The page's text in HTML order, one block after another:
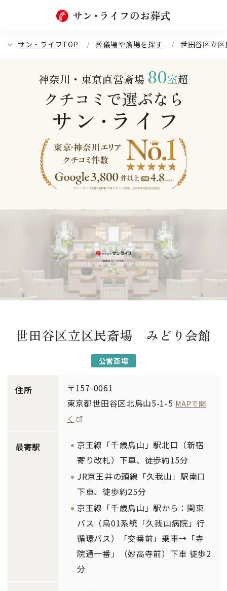
サン・ライフTOP 葬儀場や斎場を探す 世田谷区立
神奈川・東京直営斎場 80室超
クチコミで選ぶなら
サン ・ ライフ
世田谷区立区民斎場 みどり会館
公営斎場
住所
〒157-0061
東京都世田谷区北烏山5-1-5 MAPで開
く
最寄駅
京王線「千歳烏山」駅北口（新宿
寄り改札）下車、徒歩約15分
JR京王井の頭線「久我山」駅南口
下車、徒歩約25分
京王線「千歳烏山」駅から：関東
バス（烏01系統「久我山病院」行
循環バス）「交番前」乗車→「寺
院通一番」（妙高寺前）下車 徒歩2
分